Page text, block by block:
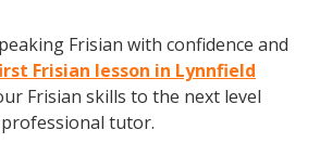
Frisian with confidence and
Frisian lesson in Lynnfield
Frisian skills to the next level
tutor.